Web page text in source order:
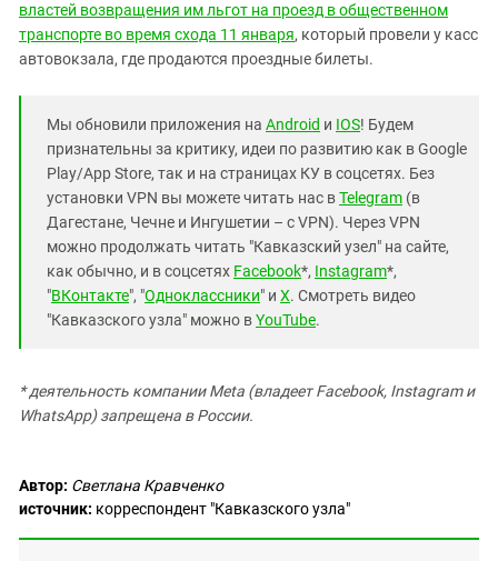
властей возвращения им льгот на проезд в общественном
транспорте во время схода 11 января, который провели у касс
автовокзала, где продаются проездные билеты.
Мы обновили приложения на Android и IOS! Будем
признательны за критику, идеи по развитию как в Google
Play/App Store, так и на страницах КУ в соцсетях. Без
установки VPN вы можете читать нас вTelegram (в
Дагестане, Чечне и Ингушетии – с VPN). Через VPN
можно продолжать читать "Кавказский узел" на сайте,
как обычно, и в соцсетях Facebook*, Instagram*,
"ВКонтакте", "Одноклассники" и X. Смотреть видео
"Кавказского узла" можно вYouTube.
* деятельность компании Meta (владеет Facebook, Instagram и
WhatsApp) запрещена в России.
Автор: Светлана Кравченко
источник: корреспондент "Кавказского узла"